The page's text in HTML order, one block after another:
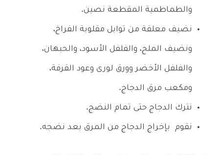
والطماطمية المقطعة نصين.
نضيف معلقة من توابل مقلوبة الفراخ،
ونضيف الملح، والفلفل الأسود، والحبهان،
والفلفل الأخضر وورق لورى وعود القرفة،
ومكعب مرق الدجاج.
نترك الدجاج حتى تمام النضج.
نقوم بإخراج الدجاج من المرق بعد نضجه.